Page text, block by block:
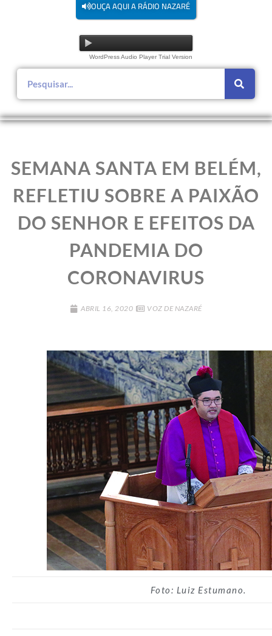
OUÇA AQUI A RÁDIO NAZARÉ
WordPress Audio Player Trial Version
SEMANA SANTA EM BELÉM,
REFLETIU SOBRE A PAIXÃO
DO SENHOR E EFEITOS DA
PANDEMIA DO
CORONAVIRUS
ABRIL 16, 2020 VOZ DE NAZARÉ
Foto: Luiz Estumano.